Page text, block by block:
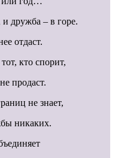
дружба – в горе.
отдаст.
кто спорит,
продаст.
не знает,
никаких.